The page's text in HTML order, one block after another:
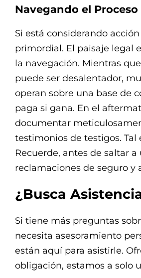
Navegando el Proceso
Si está considerando
primordial. El paisaje legal
la navegación. Mientras
puede ser desalentador,
operan sobre una base de
paga si gana. En el
documentar
testimonios de testigos.
Recuerde, antes de saltar
reclamaciones de seguro y
¿Busca
Si tiene más preguntas
necesita asesoramiento
están aquí para asistirle.
obligación, estamos a solo